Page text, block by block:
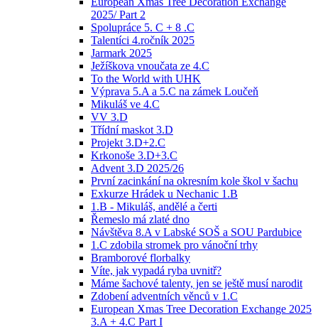
2025/ Part 2
Spolupráce 5. C + 8 .C
Talentíci 4.ročník 2025
Jarmark 2025
Ježíškova vnoučata ze 4.C
To the World with UHK
Výprava 5.A a 5.C na zámek Loučeň
Mikuláš ve 4.C
VV 3.D
Třídní maskot 3.D
Projekt 3.D+2.C
Krkonoše 3.D+3.C
Advent 3.D 2025/26
První zacinkání na okresním kole škol v šachu
Exkurze Hrádek u Nechanic 1.B
1.B - Mikuláš, andělé a čerti
Řemeslo má zlaté dno
Návštěva 8.A v Labské SOŠ a SOU Pardubice
1.C zdobila stromek pro vánoční trhy
Bramborové florbalky
Víte, jak vypadá ryba uvnitř?
Máme šachové talenty, jen se ještě musí narodit
Zdobení adventních věnců v 1.C
European Xmas Tree Decoration Exchange 2025
3.A + 4.C Part I